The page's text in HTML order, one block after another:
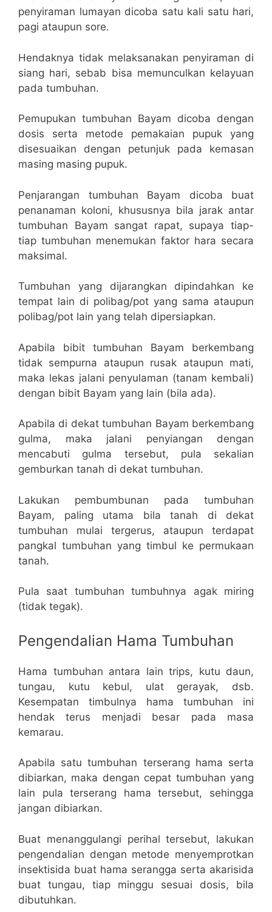
penyiraman lumayan dicoba satu kali satu hari,
pagi ataupun sore.
Hendaknya tidak melaksanakan penyiraman di
siang hari, sebab bisa memunculkan kelayuan
pada tumbuhan.
Pemupukan tumbuhan Bayam dicoba dengan
dosis serta metode pemakaian pupuk yang
disesuaikan dengan petunjuk pada kemasan
masing masing pupuk.
Penjarangan tumbuhan Bayam dicoba buat
penanaman koloni, khususnya bila jarak antar
tumbuhan Bayam sangat rapat, supaya tiap-
tiap tumbuhan menemukan faktor hara secara
maksimal.
Tumbuhan yang dijarangkan dipindahkan ke
tempat lain di polibag/pot yang sama ataupun
polibag/pot lain yang telah dipersiapkan.
Apabila bibit tumbuhan Bayam berkembang
tidak sempurna ataupun rusak ataupun mati,
maka lekas jalani penyulaman (tanam kembali)
dengan bibit Bayam yang lain (bila ada).
Apabila di dekat tumbuhan Bayam berkembang
gulma, maka jalani penyiangan dengan
mencabuti gulma tersebut, pula sekalian
gemburkan tanah di dekat tumbuhan.
Lakukan pembumbunan pada tumbuhan
Bayam, paling utama bila tanah di dekat
tumbuhan mulai tergerus, ataupun terdapat
pangkal tumbuhan yang timbul ke permukaan
tanah.
Pula saat tumbuhan tumbuhnya agak miring
(tidak tegak).
Pengendalian Hama Tumbuhan
Hama tumbuhan antara lain trips, kutu daun,
tungau, kutu kebul, ulat gerayak, dsb.
Kesempatan timbulnya hama tumbuhan ini
hendak terus menjadi besar pada masa
kemarau.
Apabila satu tumbuhan terserang hama serta
dibiarkan, maka dengan cepat tumbuhan yang
lain pula terserang hama tersebut, sehingga
jangan dibiarkan.
Buat menanggulangi perihal tersebut, lakukan
pengendalian dengan metode menyemprotkan
insektisida buat hama serangga serta akarisida
buat tungau, tiap minggu sesuai dosis, bila
dibutuhkan.